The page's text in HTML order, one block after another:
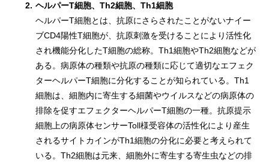
2. ヘルパーT細胞、Th2細胞、Th1細胞
ヘルパーT細胞とは、抗原にさらされたことがないナイー
ブCD4陽性T細胞が、抗原刺激を受けることにより活性化
され機能分化したT細胞の総称。Th1細胞やTh2細胞などが
ある。病原体の種類や抗原の種類に応じて適切なエフェク
ターヘルパーT細胞に分化することが知られている。Th1
細胞は、細胞内に寄生する細菌やウイルスなどの病原体の
排除を促すエフェクターヘルパーT細胞の一種。抗原提示
細胞上の病原体センサーToll様受容体の活性化により産生
されるサイトカインがTh1細胞の分化に必要と考えられて
いる。Th2細胞は元来、細胞外に寄生する寄生虫などの排